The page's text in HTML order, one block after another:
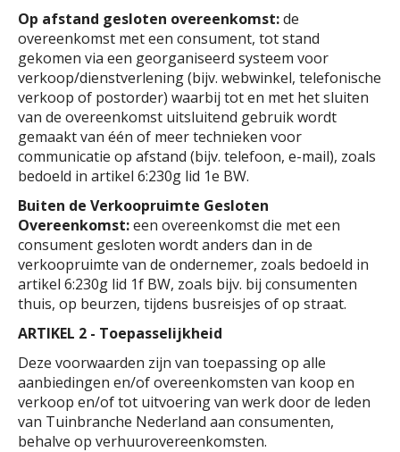
Op afstand gesloten overeenkomst:de
overeenkomst met een consument, tot stand
gekomen via een georganiseerd systeem voor
verkoop/dienstverlening (bijv. webwinkel, telefonische
verkoop of postorder) waarbij tot en met het sluiten
van de overeenkomst uitsluitend gebruik wordt
gemaakt van één of meer technieken voor
communicatie op afstand (bijv. telefoon, e-mail), zoals
bedoeld in artikel 6:230g lid 1e BW.
Buiten de Verkoopruimte Gesloten
Overeenkomst:een overeenkomst die met een
consument gesloten wordt anders dan in de
verkoopruimte van de ondernemer, zoals bedoeld in
artikel 6:230g lid 1f BW, zoals bijv. bij consumenten
thuis, op beurzen, tijdens busreisjes of op straat.
ARTIKEL 2 - Toepasselijkheid
Deze voorwaarden zijn van toepassing op alle
aanbiedingen en/of overeenkomsten van koop en
verkoop en/of tot uitvoering van werk door de leden
van Tuinbranche Nederland aan consumenten,
behalve op verhuurovereenkomsten.